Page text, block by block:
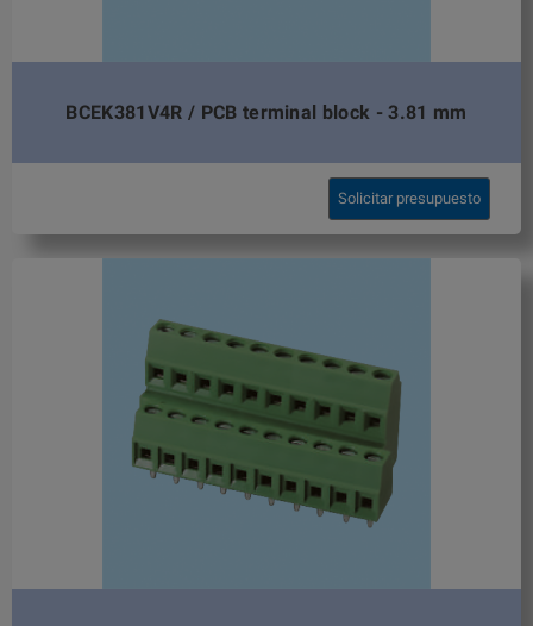
BCEK381V4R / PCB terminal block - 3.81 mm
Solicitar presupuesto